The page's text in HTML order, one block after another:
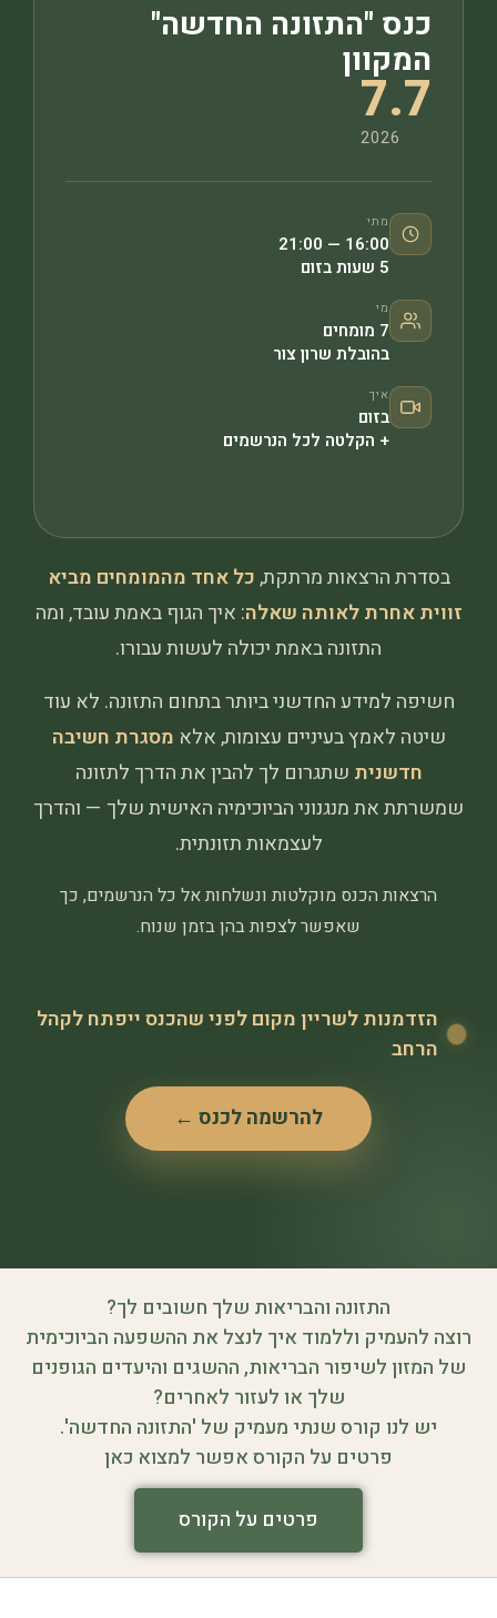
כנס "התזונה החדשה"
המקוון
7.7
2026
מתי
16:00 — 21:00
5 שעות בזום
מי
7 מומחים
בהובלת שרון צור
איך
בזום
+ הקלטה לכל הנרשמים
בסדרת הרצאות מרתקת,כל אחד מהמומחים מביא
זווית אחרת לאותה שאלה: איך הגוף באמת עובד, ומה
התזונה באמת יכולה לעשות עבורו.
חשיפה למידע החדשני ביותר בתחום התזונה. לא עוד
שיטה לאמץ בעיניים עצומות, אלא מסגרת חשיבה
חדשנית שתגרום לך להבין את הדרך לתזונה
שמשרתת את מנגנוני הביוכימיה האישית שלך — והדרך
לעצמאות תזונתית.
הרצאות הכנס מוקלטות ונשלחות אל כל הנרשמים, כך
שאפשר לצפות בהן בזמן שנוח.
הזדמנות לשריין מקום לפני שהכנס ייפתח לקהל
הרחב
להרשמה לכנס ←
התזונה והבריאות שלך חשובים לך?
רוצה להעמיק וללמוד איך לנצל את ההשפעה הביוכימית
של המזון לשיפור הבריאות, ההשגים והיעדים הגופנים
שלך או לעזור לאחרים?
יש לנו קורס שנתי מעמיק של 'התזונה החדשה'.
פרטים על הקורס אפשר למצוא כאן
פרטים על הקורס